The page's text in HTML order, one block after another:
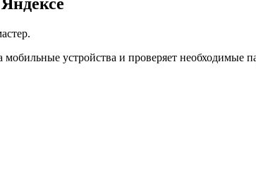
устройства и проверяет необходимые